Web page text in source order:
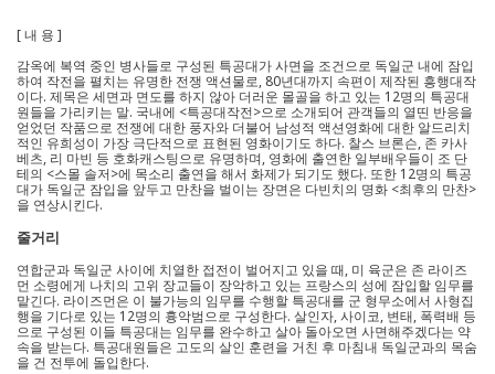
[ 내 용 ]
감옥에 복역 중인 병사들로 구성된 특공대가 사면을 조건으로 독일군 내에 잠입
하여 작전을 펼치는 유명한 전쟁 액션물로, 80년대까지 속편이 제작된 흥행대작
이다. 제목은 세면과 면도를 하지 않아 더러운 몰골을 하고 있는 12명의 특공대
원들을 가리키는 말. 국내에 <특공대작전>으로 소개되어 관객들의 열띤 반응을
얻었던 작품으로 전쟁에 대한 풍자와 더불어 남성적 액션영화에 대한 알드리치
적인 유희성이 가장 극단적으로 표현된 영화이기도 하다. 찰스 브론슨, 존 카사
베츠, 리 마빈 등 호화캐스팅으로 유명하며, 영화에 출연한 일부배우들이 조 단
테의 <스몰 솔저>에 목소리 출연을 해서 화제가 되기도 했다. 또한 12명의 특공
대가 독일군 잠입을 앞두고 만찬을 벌이는 장면은 다빈치의 명화 <최후의 만찬>
을 연상시킨다.
줄거리
연합군과 독일군 사이에 치열한 접전이 벌어지고 있을 때, 미 육군은 존 라이즈
먼 소령에게 나치의 고위 장교들이 장악하고 있는 프랑스의 성에 잠입할 임무를
맡긴다. 라이즈먼은 이 불가능의 임무를 수행할 특공대를 군 형무소에서 사형집
행을 기다로 있는 12명의 흉악범으로 구성한다. 살인자, 사이코, 변태, 폭력배 등
으로 구성된 이들 특공대는 임무를 완수하고 살아 돌아오면 사면해주겠다는 약
속을 받는다. 특공대원들은 고도의 살인 훈련을 거친 후 마침내 독일군과의 목숨
을 건 전투에 돌입한다.